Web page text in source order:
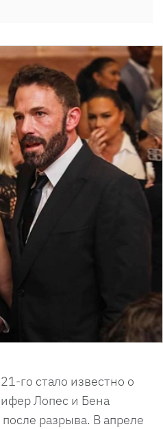
го стало известно о
Лопес и Бена
разрыва. В апреле